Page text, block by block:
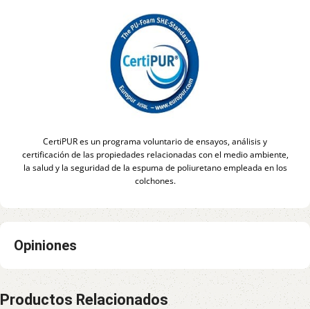
CertiPUR es un programa voluntario de ensayos, análisis y
certificación de las propiedades relacionadas con el medio ambiente,
la salud y la seguridad de la espuma de poliuretano empleada en los
colchones.
Opiniones
Productos Relacionados